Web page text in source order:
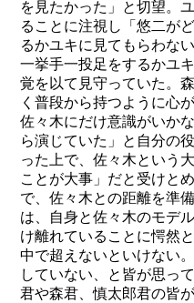
を見たかった」と切望。
ることに注視し「悠二が
るかユキに見てもらわな
一挙手一投足をするかユ
覚を以て見守っていた。
く普段から持つように心
佐々木にだけ意識がいか
ら演じていた」と自分の
った上で、佐々木という
ことが大事」だと受けと
で、佐々木との距離を準
は、自身と佐々木のモデ
け離れていることに愕然
中で超えないといけない
していない、と皆が思っ
君や森君、慎太郎君の皆